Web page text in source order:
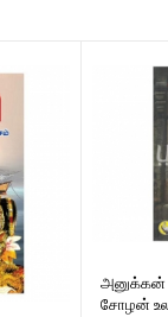
அனுக்கன்
சோழன்